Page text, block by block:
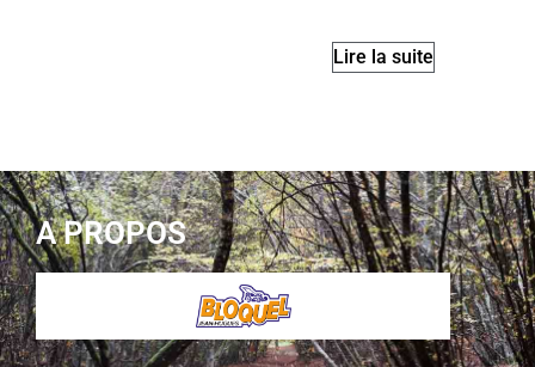
Lire la suite
A PROPOS